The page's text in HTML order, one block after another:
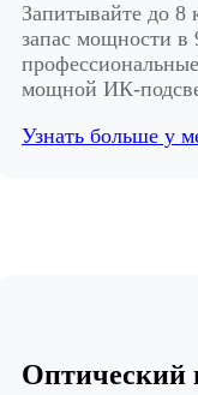
Запитывайте до
запас мощности в
мощной ИК-
Узнать больше у
Оптический